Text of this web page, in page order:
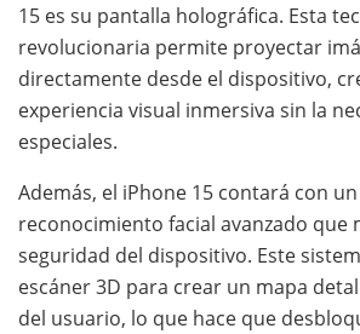
15 es su pantalla holográfica. Esta
revolucionaria permite proyectar
directamente desde el dispositivo,
experiencia visual inmersiva sin la
especiales.
Además, el iPhone 15 contará con
reconocimiento facial avanzado que
seguridad del dispositivo. Este
escáner 3D para crear un mapa
del usuario, lo que hace que